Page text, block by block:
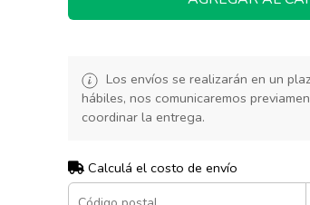
Los envíos se realizarán en un
hábiles, nos comunicaremos
coordinar la entrega.
Calculá el costo de envío